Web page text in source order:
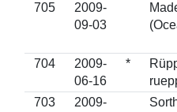
705
2009-
09-03
704
2009-
06-16
*
703
2009-